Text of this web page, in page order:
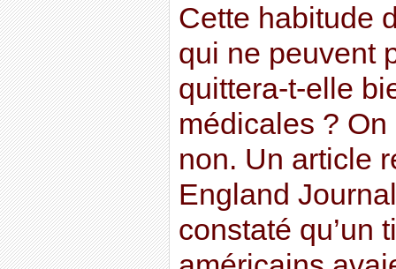
Cette habitude
qui ne peuvent
quittera-t-elle
médicales ?
non. Un article
England
constaté qu’un